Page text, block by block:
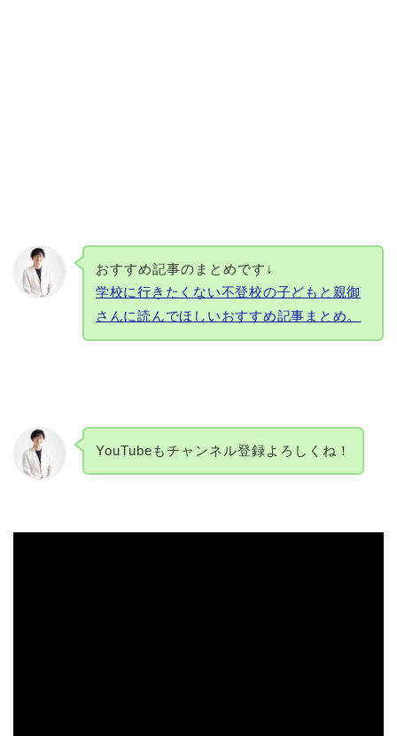
おすすめ記事のまとめです↓
学校に行きたくない不登校の子どもと親御
さんに読んでほしいおすすめ記事まとめ。
YouTubeもチャンネル登録よろしくね！